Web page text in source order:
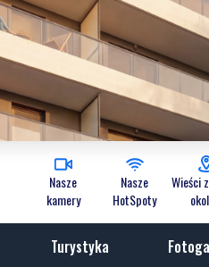
Nasze
kamery
Nasze
HotSpoty
Wieści
Turystyka